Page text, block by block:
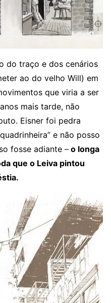
do traço e dos cenários
ao do velho Will) em
que viria a ser
anos mais tarde, não
Eisner foi pedra
e não posso
fosse adiante – o longa
que o Leiva pintou